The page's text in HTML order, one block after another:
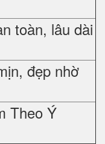
toàn, lâu dài
đẹp nhờ
Theo Ý